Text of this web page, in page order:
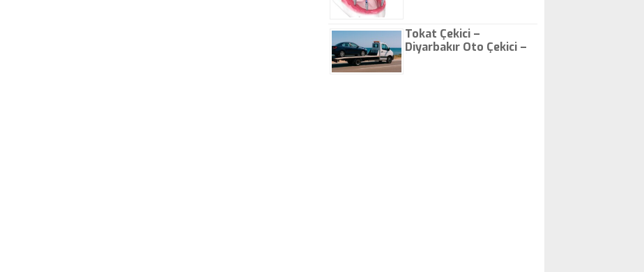
Tokat Çekici –
Diyarbakır Oto Çekici –